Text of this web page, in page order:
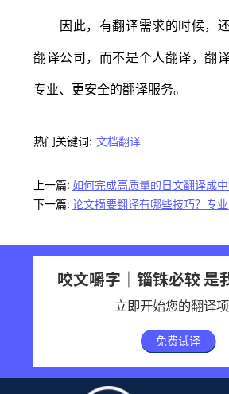
因此，有翻译需求的时候，还
翻译公司，而不是个人翻译，翻
专业、更安全的翻译服务。
热门关键词: 文档翻译
上一篇: 如何完成高质量的日文翻译成中
下一篇: 论文摘要翻译有哪些技巧？专
咬文嚼字｜锱铢必较 是
立即开始您的翻译
免费试译